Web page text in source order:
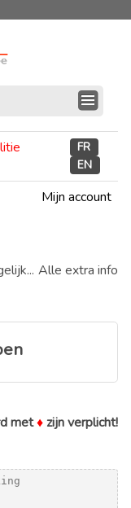
FR
EN
Mijn account
Alle extra info
met♦ zijn verplicht!